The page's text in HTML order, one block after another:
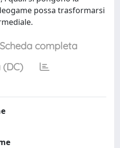
possa trasformarsi
Scheda completa